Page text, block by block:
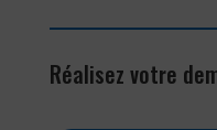
Réalisez votre